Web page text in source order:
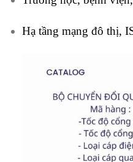
Hạ tầng mạng đô thị,